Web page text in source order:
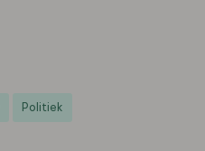
Politiek